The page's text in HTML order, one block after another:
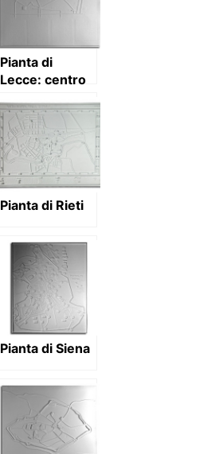
Pianta di
Lecce: centro
Pianta di Rieti
Pianta di Siena